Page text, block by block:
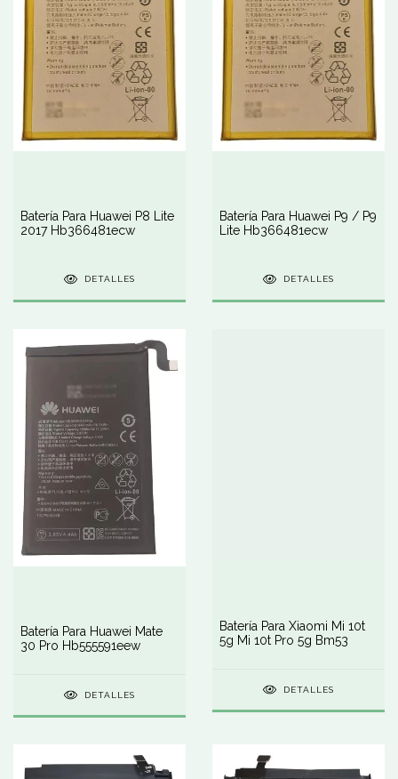
Batería Para Huawei P8 Lite
2017 Hb366481ecw
DETALLES
Batería Para Huawei P9 / P9
Lite Hb366481ecw
DETALLES
Batería Para Huawei Mate
30 Pro Hb555591eew
DETALLES
Batería Para Xiaomi Mi 10t
5g Mi 10t Pro 5g Bm53
DETALLES